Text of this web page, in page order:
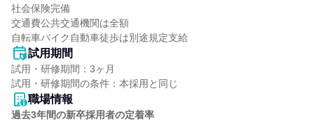
社会保険完備
交通費公共交通機関は全額
自転車バイク自動車徒歩は別途規定支給
試用期間
試用・研修期間：3ヶ月
職場情報
過去3年間の新卒採用者の定着率